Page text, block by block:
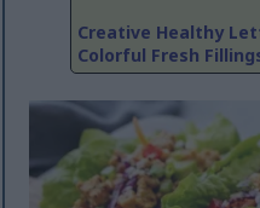
Creative Healthy
Colorful Fresh